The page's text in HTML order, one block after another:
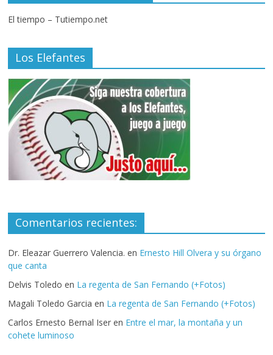
El tiempo – Tutiempo.net
Los Elefantes
Comentarios recientes:
Dr. Eleazar Guerrero Valencia. en Ernesto Hill Olvera y su órgano
que canta
Delvis Toledo en La regenta de San Fernando (+Fotos)
Magali Toledo Garcia en La regenta de San Fernando (+Fotos)
Carlos Ernesto Bernal Iser en Entre el mar, la montaña y un
cohete luminoso